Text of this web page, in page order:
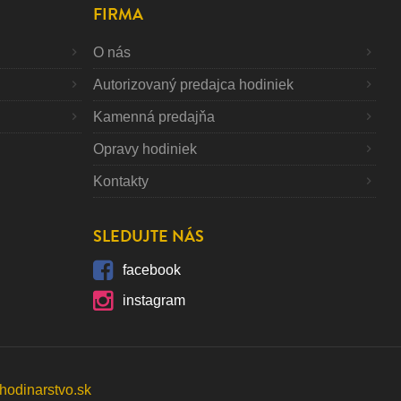
FIRMA
O nás
Autorizovaný predajca hodiniek
Kamenná predajňa
Opravy hodiniek
Kontakty
SLEDUJTE NÁS
facebook
instagram